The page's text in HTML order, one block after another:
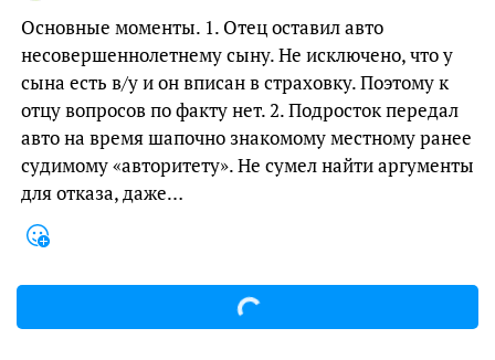
Основные моменты. 1. Отец оставил авто
несовершеннолетнему сыну. Не исключено, что у
сына есть в/у и он вписан в страховку. Поэтому к
отцу вопросов по факту нет. 2. Подросток передал
авто на время шапочно знакомому местному ранее
судимому «авторитету». Не сумел найти аргументы
для отказа, даже…